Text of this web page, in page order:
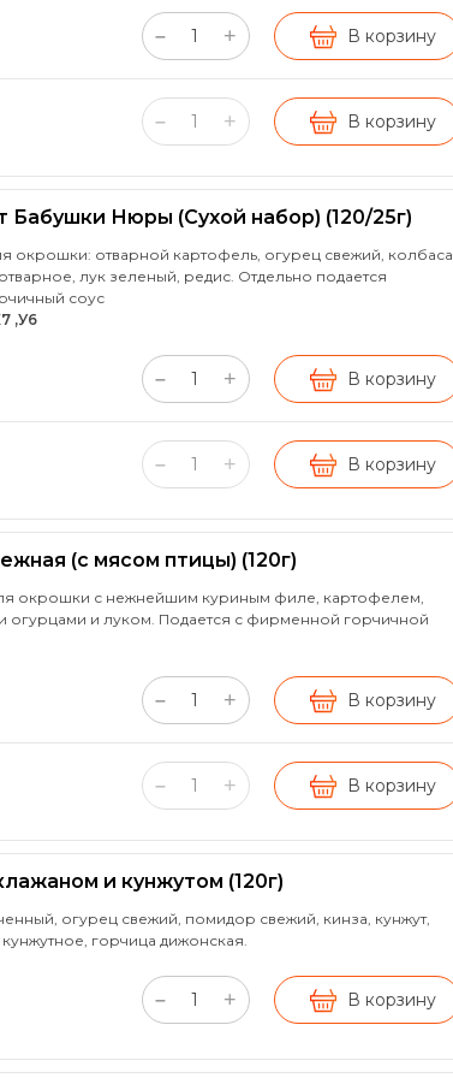
– + В корзину
– + В корзину
Бабушки Нюры (Сухой набор) (120/25г)
окрошки: отварной картофель, огурец свежий, колбаса
лук зеленый, редис. Отдельно подается
соус
,У6
– + В корзину
– + В корзину
(с мясом птицы) (120г)
окрошки с нежнейшим куриным филе, картофелем,
огурцами и луком. Подается с фирменной горчичной
– + В корзину
– + В корзину
и кунжутом (120г)
огурец свежий, помидор свежий, кинза, кунжут,
горчица дижонская.
– + В корзину